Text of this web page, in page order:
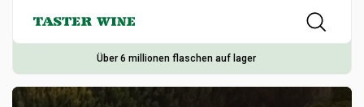
Über 6 millionen flaschen auf lager